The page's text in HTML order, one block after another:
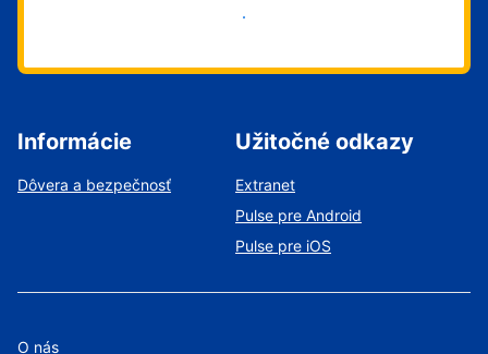
Informácie
Dôvera a bezpečnosť
Užitočné odkazy
Extranet
Pulse pre Android
Pulse pre iOS
O nás